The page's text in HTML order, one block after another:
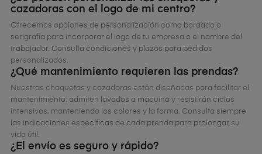
cazadoras con el logo de mi centro?
Ofrecemos opciones de personalización como bordado o
serigrafía para incorporar el logo de tu empresa o el nombre del
trabajador. Consulta condiciones y plazos para pedidos
personalizados.
¿Qué mantenimiento requieren las prendas?
Nuestras chaquetas y cazadoras están diseñadas para facilitar el
mantenimiento: admiten lavados a máquina y resistirán ciclos
intensivos, manteniendo los colores y la forma. Consulta siempre
las indicaciones específicas de cada prenda para prolongar su
vida útil.
¿El envío es seguro y rápido?